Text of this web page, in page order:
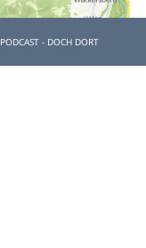
PODCAST - DOCH DORT